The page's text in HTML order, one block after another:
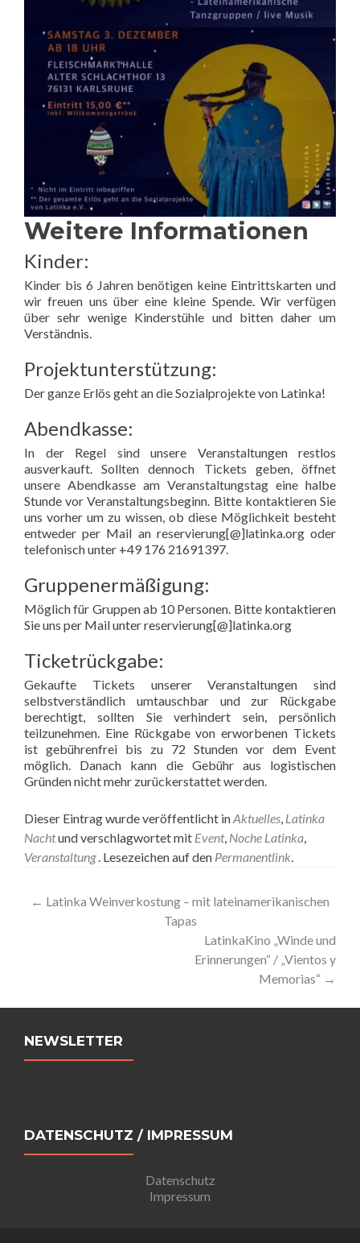
Weitere Informationen
Kinder:
Kinder bis 6 Jahren benötigen keine Eintrittskarten und
wir freuen uns über eine kleine Spende. Wir verfügen
über sehr wenige Kinderstühle und bitten daher um
Verständnis.
Projektunterstützung:
Der ganze Erlös geht an die Sozialprojekte von Latinka!
Abendkasse:
In der Regel sind unsere Veranstaltungen restlos
ausverkauft. Sollten dennoch Tickets geben, öffnet
unsere Abendkasse am Veranstaltungstag eine halbe
Stunde vor Veranstaltungsbeginn. Bitte kontaktieren Sie
uns vorher um zu wissen, ob diese Möglichkeit besteht
entweder per Mail an reservierung[@]latinka.org oder
telefonisch unter +49 176 21691397.
Gruppenermäßigung:
Möglich für Gruppen ab 10 Personen. Bitte kontaktieren
Sie uns per Mail unter reservierung[@]latinka.org
Ticketrückgabe:
Gekaufte Tickets unserer Veranstaltungen sind
selbstverständlich umtauschbar und zur Rückgabe
berechtigt, sollten Sie verhindert sein, persönlich
teilzunehmen. Eine Rückgabe von erworbenen Tickets
ist gebührenfrei bis zu 72 Stunden vor dem Event
möglich. Danach kann die Gebühr aus logistischen
Gründen nicht mehr zurückerstattet werden.
Dieser Eintrag wurde veröffentlicht inAktuelles, Latinka
Nachtund verschlagwortet mit Event, Noche Latinka,
Veranstaltung. Lesezeichen auf den Permanentlink.
Artikel-
← Latinka Weinverkostung – mit lateinamerikanischen
Tapas
LatinkaKino „Winde und
Erinnerungen“ / „Vientos y
Memorias“ →
NEWSLETTER
DATENSCHUTZ / IMPRESSUM
Datenschutz
Impressum